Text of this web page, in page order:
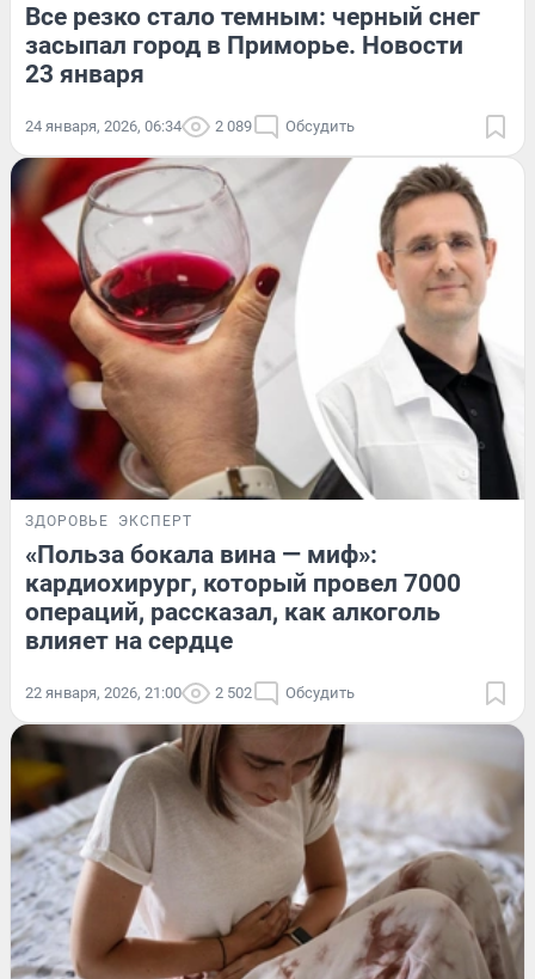
Все резко стало темным: черный снег
засыпал город в Приморье. Новости
23 января
24 января, 2026, 06:34 2 089 Обсудить
ЗДОРОВЬЕ ЭКСПЕРТ
«Польза бокала вина — миф»:
кардиохирург, который провел 7000
операций, рассказал, как алкоголь
влияет на сердце
22 января, 2026, 21:00 2 502 Обсудить